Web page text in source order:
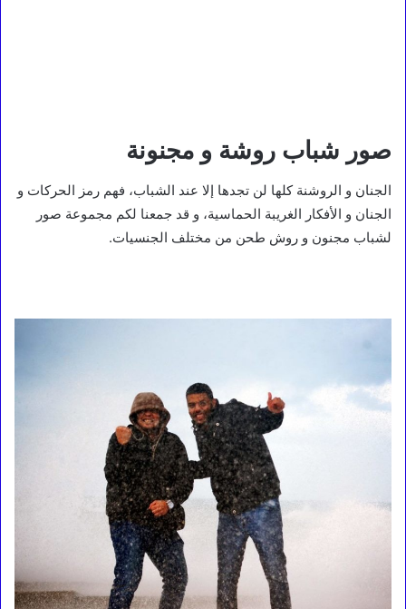
صور شباب روشة و مجنونة
الجنان و الروشنة كلها لن تجدها إلا عند الشباب، فهم رمز الحركات و
الجنان و الأفكار الغريبة الحماسية، و قد جمعنا لكم مجموعة صور
لشباب مجنون و روش طحن من مختلف الجنسيات.